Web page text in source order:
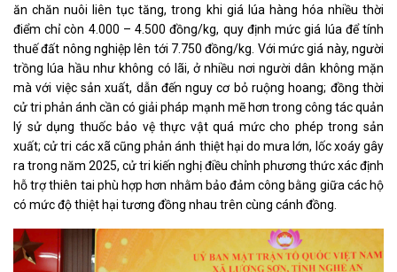
ăn chăn nuôi liên tục tăng, trong khi giá lúa hàng hóa nhiều thời
điểm chỉ còn 4.000 – 4.500 đồng/kg, quy định mức giá lúa để tính
thuế đất nông nghiệp lên tới 7.750 đồng/kg. Với mức giá này, người
trồng lúa hầu như không có lãi, ở nhiều nơi người dân không mặn
mà với việc sản xuất, dẫn đến nguy cơ bỏ ruộng hoang; đồng thời
cử tri phản ánh cần có giải pháp mạnh mẽ hơn trong công tác quản
lý sử dụng thuốc bảo vệ thực vật quá mức cho phép trong sản
xuất; cử tri các xã cũng phản ánh thiệt hại do mưa lớn, lốc xoáy gây
ra trong năm 2025, cử tri kiến nghị điều chỉnh phương thức xác định
hỗ trợ thiên tai phù hợp hơn nhằm bảo đảm công bằng giữa các hộ
có mức độ thiệt hại tương đồng nhau trên cùng cánh đồng.